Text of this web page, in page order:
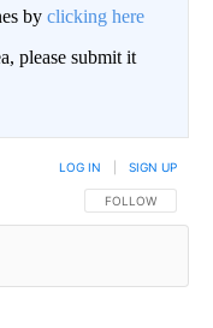
by clicking here
please submit it
FOLLOW THIS
FOLLOW
LOG IN SIGN UP